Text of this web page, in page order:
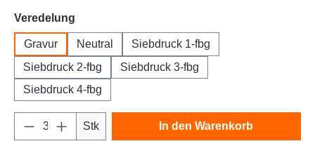
Veredelung
Gravur Neutral
Siebdruck 1-fbg
Siebdruck 2-fbg
Siebdruck 3-fbg
Siebdruck 4-fbg
Produkt Anzahl: Gib den gewünschten
Stk In den Warenkorb